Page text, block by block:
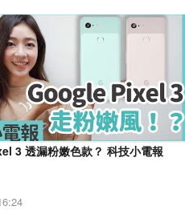
3 透漏粉嫩色款？ 科技小電報